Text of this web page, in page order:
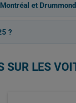
et
?
SUR LES